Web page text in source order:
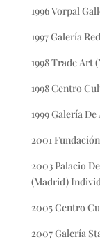
1996 Vorpal
1997 Galería
1998 Trade Art
1998 Centro
1999 Galería
2001
2003 Palacio
(Madrid)
2005 Centro
2007 Galería